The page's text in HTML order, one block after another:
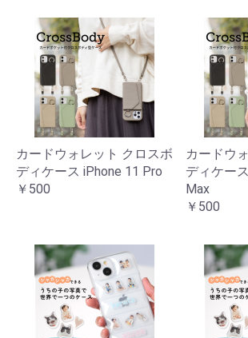
カードウォレット クロスボ
ディケース iPhone 11 Pro
￥500
カードウ
ディケー
Max
￥500